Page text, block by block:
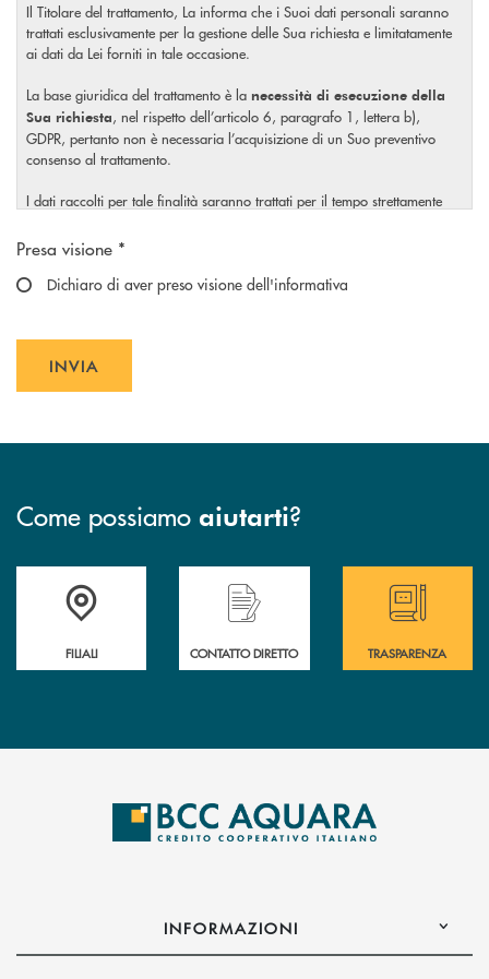
Il Titolare del trattamento, La informa che i Suoi dati personali saranno
trattati esclusivamente per la gestione delle Sua richiesta e limitatamente
ai dati da Lei forniti in tale occasione.
La base giuridica del trattamento è la necessità di esecuzione della
Sua richiesta, nel rispetto dell’articolo 6, paragrafo 1, lettera b),
GDPR, pertanto non è necessaria l’acquisizione di un Suo preventivo
consenso al trattamento.
I dati raccolti per tale finalità saranno trattati per il tempo strettamente
visionare l’informativa completa sul trattamento dei Suoi dati
Scegliere un'opzione
Presa visione *
Dichiaro di aver preso visione dell'informativa
INVIA
Come possiamo aiutarti?
Trova la filiale più vicina a te
FILIALI
Hai bisogno di assistenza immediata ?
CONTATTO DIRETTO
Hai bisogno di
TRASPARENZA
INFORMAZIONI